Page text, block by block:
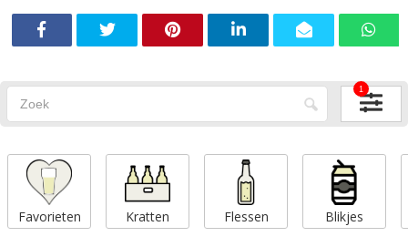
1
Favorieten Kratten Flessen Blikjes